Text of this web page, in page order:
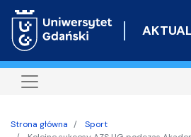
do
Strona główna
Sport